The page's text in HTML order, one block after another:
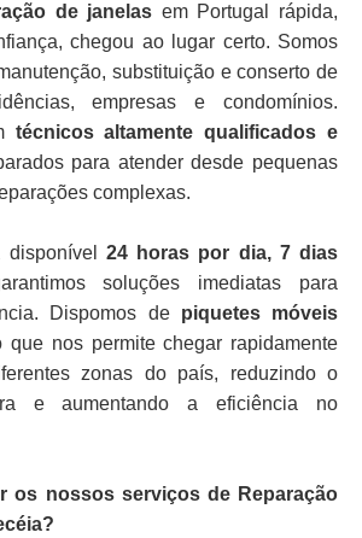
de janelas em Portugal rápida,
chegou ao lugar certo. Somos
substituição e conserto de
empresas e condomínios.
técnicos altamente qualificados e
para atender desde pequenas
complexas.
disponível 24 horas por dia, 7 dias
soluções imediatas para
Dispomos de piquetes móveis
que nos permite chegar rapidamente
zonas do país, reduzindo o
e aumentando a eficiência no
os nossos serviços de Reparação